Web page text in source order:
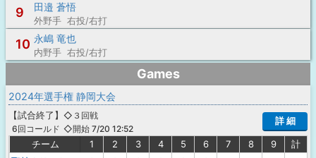
9 田邉 蒼悟
外野手 右投/右打
10 永嶋 竜也
内野手 右投/右打
Games
2024年選手権 静岡大会
【試合終了 】
6回コールド
◇３回戦
◇開始 7/20 12:52
詳 細
チーム 1 2 3 4 5 6 7 8 9
計